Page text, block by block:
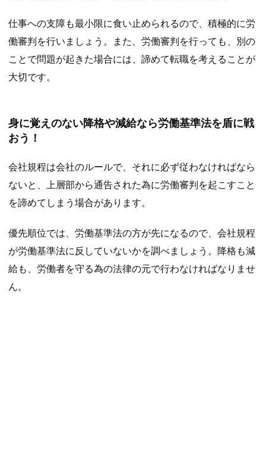
仕事への支障も最小限に食い止められるので、積極的に労
働審判を行いましょう。また、労働審判を行っても、別の
ことで問題が起きた場合には、諦めて転職を考えることが
大切です。
身に覚えのない降格や減給なら労働基準法を盾に戦
おう！
会社規程は会社のルールで、それに必ず従わなければなら
ないと、上層部から通告された為に労働審判を起こすこと
を諦めてしまう場合があります。
優先順位では、労働基準法の方が先になるので、会社規程
が労働基準法に反していないかを調べましょう。降格も減
給も、労働者を守る為の法律の元で行わなければなりませ
ん。